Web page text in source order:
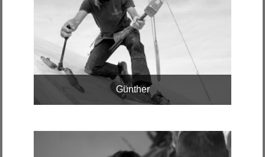
Günther